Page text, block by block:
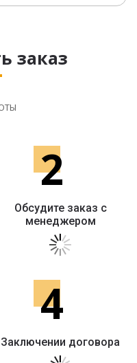
заказ
2
Обсудите заказ с
менеджером
4
Заключении договора